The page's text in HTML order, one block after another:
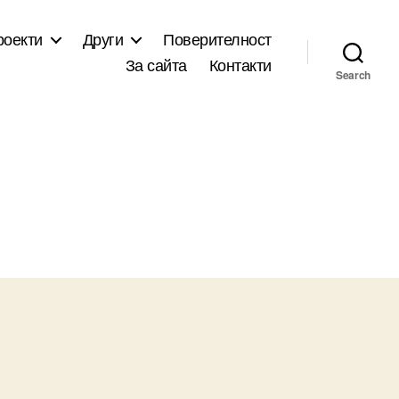
Други
Поверителност
За сайта
Контакти Search